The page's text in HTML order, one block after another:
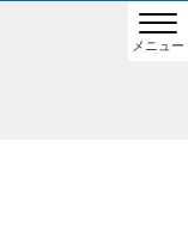
メニュー